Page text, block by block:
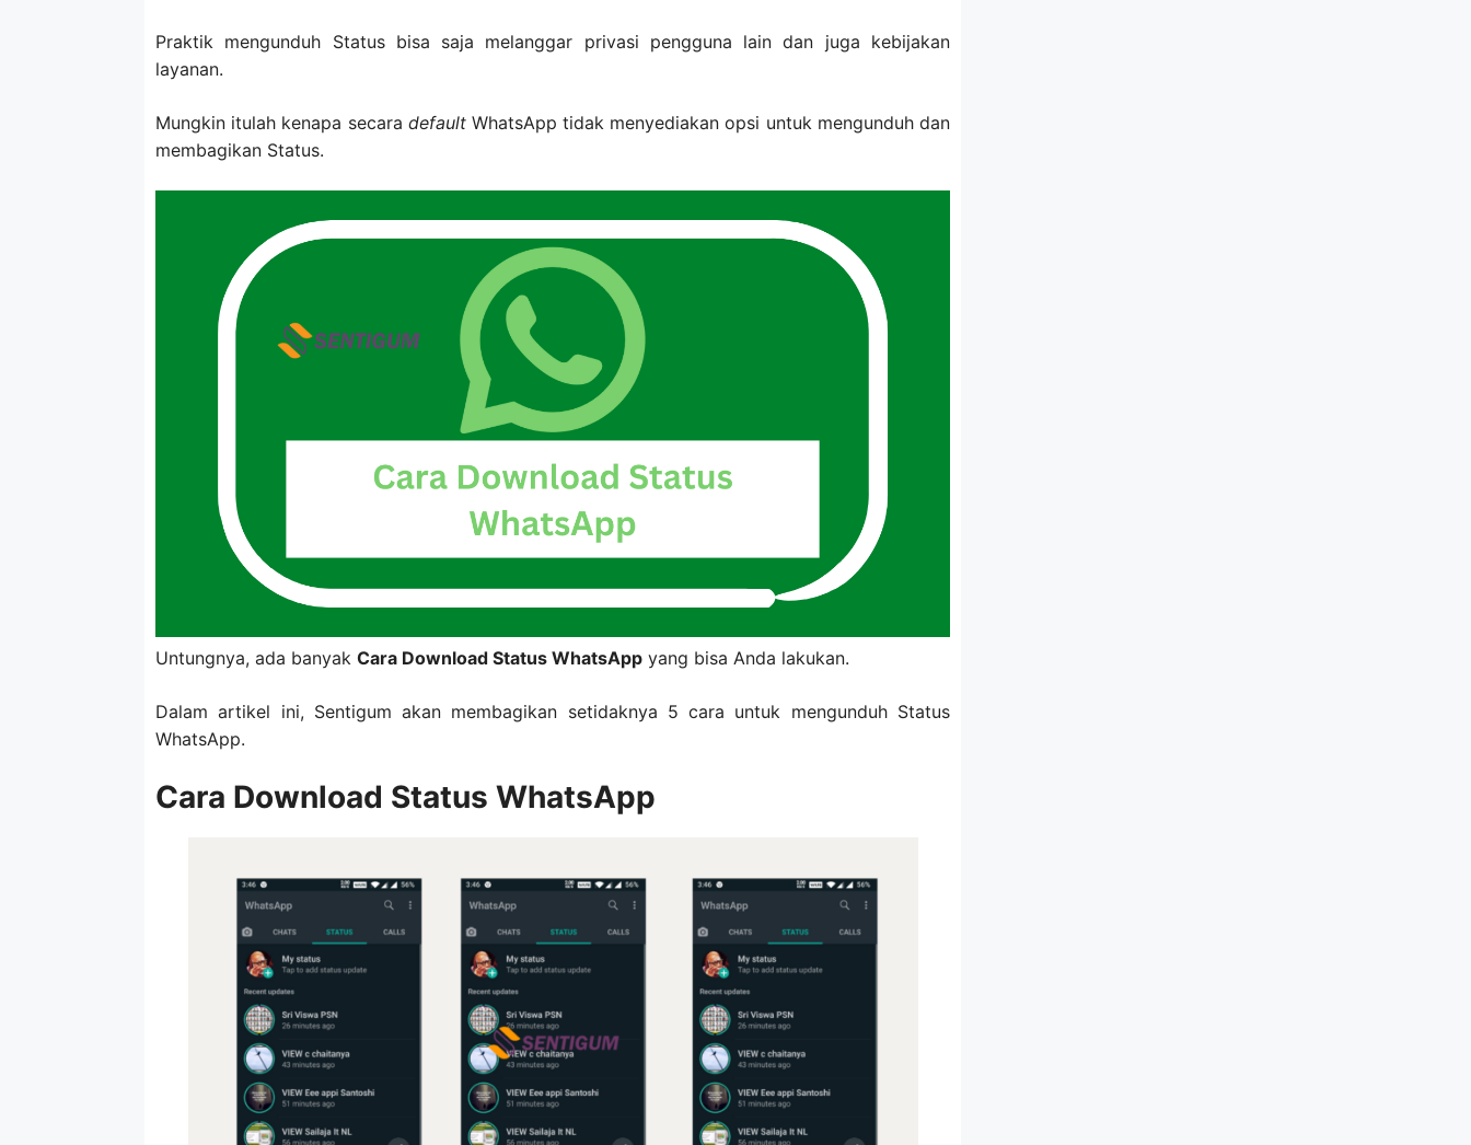
Praktik mengunduh Status bisa saja melanggar privasi pengguna lain dan juga kebijakan
layanan.
Mungkin itulah kenapa secara defaultWhatsApp tidak menyediakan opsi untuk mengunduh dan
membagikan Status.
Untungnya, ada banyak Cara Download Status WhatsApp yang bisa Anda lakukan.
Dalam artikel ini, Sentigum akan membagikan setidaknya 5 cara untuk mengunduh Status
WhatsApp.
Cara Download Status WhatsApp